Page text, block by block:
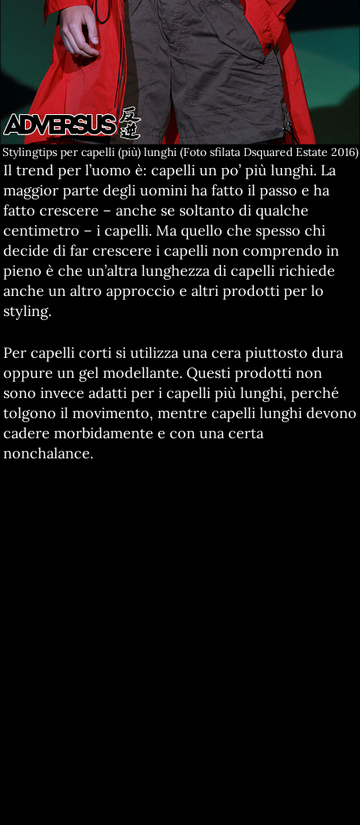
Stylingtips per capelli (più) lunghi (Foto sfilata Dsquared Estate 2016)
Il trend per l’uomo è: capelli un po’ più lunghi. La
maggior parte degli uomini ha fatto il passo e ha
fatto crescere – anche se soltanto di qualche
centimetro – i capelli. Ma quello che spesso chi
decide di far crescere i capelli non comprendo in
pieno è che un’altra lunghezza di capelli richiede
anche un altro approccio e altri prodotti per lo
styling.
Per capelli corti si utilizza una cera piuttosto dura
oppure un gel modellante. Questi prodotti non
sono invece adatti per i capelli più lunghi, perché
tolgono il movimento, mentre capelli lunghi devono
cadere morbidamente e con una certa
nonchalance.